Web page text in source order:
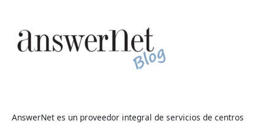
AnswerNet es un proveedor integral de servicios de centros